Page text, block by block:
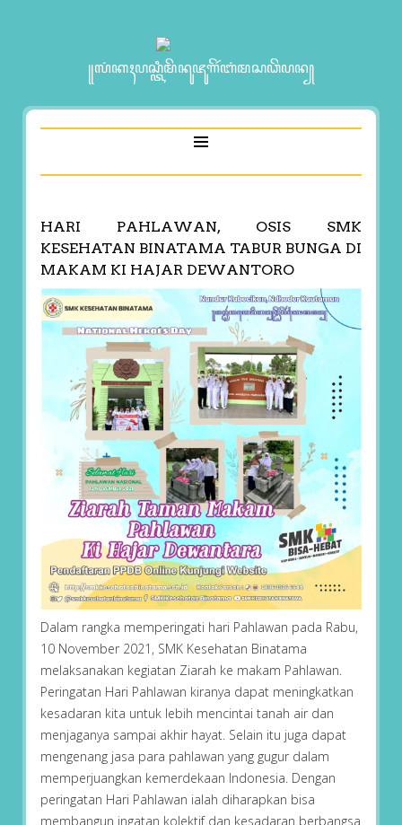
꧋ꦭꦁꦏꦃꦥꦱ꧀ꦠꦶꦩꦼꦤꦸꦗꦸꦒꦼꦂꦧꦁꦩꦱꦣꦼꦥꦤ꧀
HARI PAHLAWAN, OSIS SMK
KESEHATAN BINATAMA TABUR BUNGA DI
MAKAM KI HAJAR DEWANTORO
Dalam rangka memperingati hari Pahlawan pada Rabu,
10 November 2021, SMK Kesehatan Binatama
melaksanakan kegiatan Ziarah ke makam Pahlawan.
Peringatan Hari Pahlawan kiranya dapat meningkatkan
kesadaran kita untuk lebih mencintai tanah air dan
menjaganya sampai akhir hayat. Selain itu juga dapat
mengenang jasa para pahlawan yang gugur dalam
memperjuangkan kemerdekaan Indonesia. Dengan
peringatan Hari Pahlawan ialah diharapkan bisa
membangun ingatan kolektif dan kesadaran berbangsa